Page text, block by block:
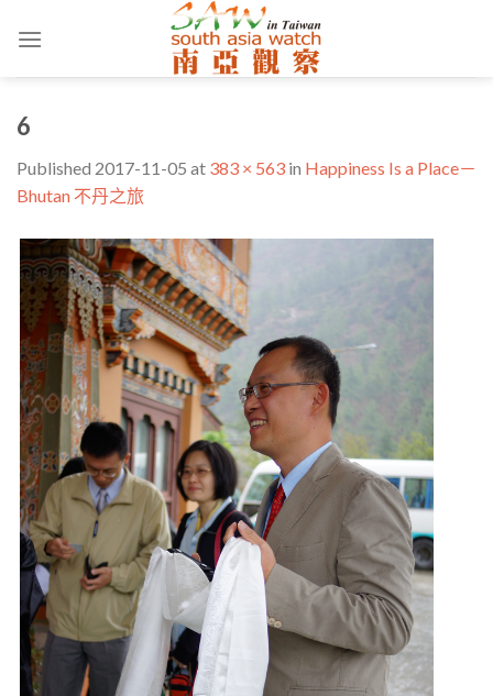
6
Published 2017-11-05 at 383 × 563 in Happiness Is a Place－
Bhutan 不丹之旅